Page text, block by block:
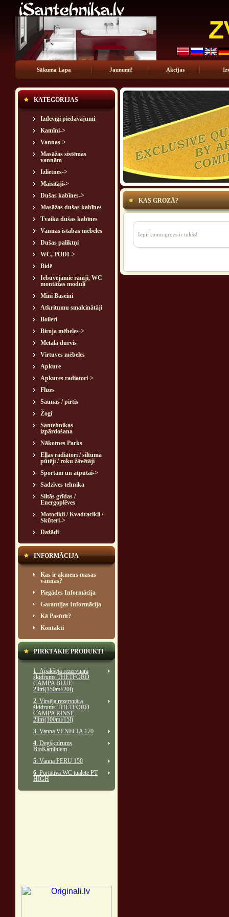
Sākuma Lapa Jaunumi! Akcijas
KATEGORIJAS
Izdevīgi piedāvājumi
Kamīni->
Vannas->
Masāžas sistēmas
vannām
Izlietnes->
Maisītāji->
Dušas kabīnes->
Masāžas dušas kabīnes
Tvaika dušas kabīnes
Vannas istabas mēbeles
Dušas paliktņi
WC, PODI->
Bidē
Iebūvējamie rāmji, WC
montāžas moduļi
Mini Baseini
Atkritumu smalcinātāji
Boileri
Biroja mēbeles->
Metāla durvis
Virtuves mēbeles
Apkure
Apkures radiatori->
Flīzes
Saunas / pirtis
Žogi
Santehnikas
izpārdošana
Nākotnes Parks
Eļļas radiātori / siltuma
pūtēji / roku žāvētāji
Sportam un atpūtai->
Sadzīves tehnika
Siltās grīdas /
Energoplēves
Motocikli / Kvadracikli /
Skūteri->
Dažādi
INFORMĀCIJA
Kas ir akmens masas
vannas?
Piegādes Informācija
Garantijas Informācija
Kā Pasūtīt?
Kontakti
PIRKTĀKIE PRODUKTI
1. Apakšēja rezervuāra
šķidrums THETFORD
CAMPA BLUE
2litri(150ml/20l)
2. Virsēja rezervuāra
šķidrums THETFORD
CAMPA RINSE
2litri(100ml/15l)
3. Vanna VENECIA 170
4. Degšķidrums
BioKamīniem
5. Vanna PERU 150
6. Portatīvā WC tualete PT
HIGH
KAS GROZĀ?
Iepirkumu grozs ir tukšs!